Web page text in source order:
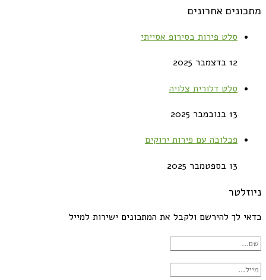
מתכונים אחרונים
סלט פירות בסירופ אסייתי
12 בדצמבר 2025
סלט דלורית צלויה
13 בנובמבר 2025
פבלובה עם פירות ירוקים
13 בספטמבר 2025
ניוזלטר
כדאי לך להירשם ולקבל את המתכונים ישירות למייל